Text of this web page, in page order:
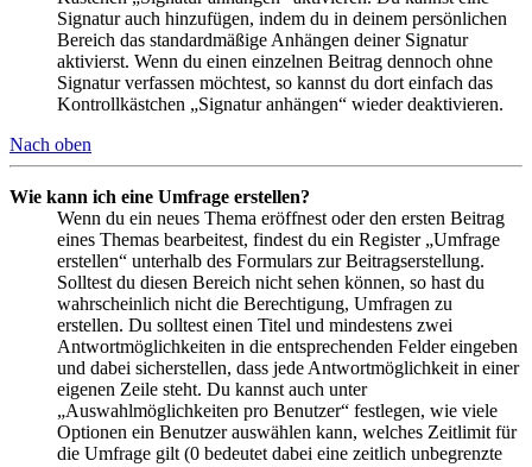
Signatur auch hinzufügen, indem du in deinem persönlichen
Bereich das standardmäßige Anhängen deiner Signatur
aktivierst. Wenn du einen einzelnen Beitrag dennoch ohne
Signatur verfassen möchtest, so kannst du dort einfach das
Kontrollkästchen „Signatur anhängen“ wieder deaktivieren.
Nach oben
Wie kann ich eine Umfrage erstellen?
Wenn du ein neues Thema eröffnest oder den ersten Beitrag
eines Themas bearbeitest, findest du ein Register „Umfrage
erstellen“ unterhalb des Formulars zur Beitragserstellung.
Solltest du diesen Bereich nicht sehen können, so hast du
wahrscheinlich nicht die Berechtigung, Umfragen zu
erstellen. Du solltest einen Titel und mindestens zwei
Antwortmöglichkeiten in die entsprechenden Felder eingeben
und dabei sicherstellen, dass jede Antwortmöglichkeit in einer
eigenen Zeile steht. Du kannst auch unter
„Auswahlmöglichkeiten pro Benutzer“ festlegen, wie viele
Optionen ein Benutzer auswählen kann, welches Zeitlimit für
die Umfrage gilt (0 bedeutet dabei eine zeitlich unbegrenzte